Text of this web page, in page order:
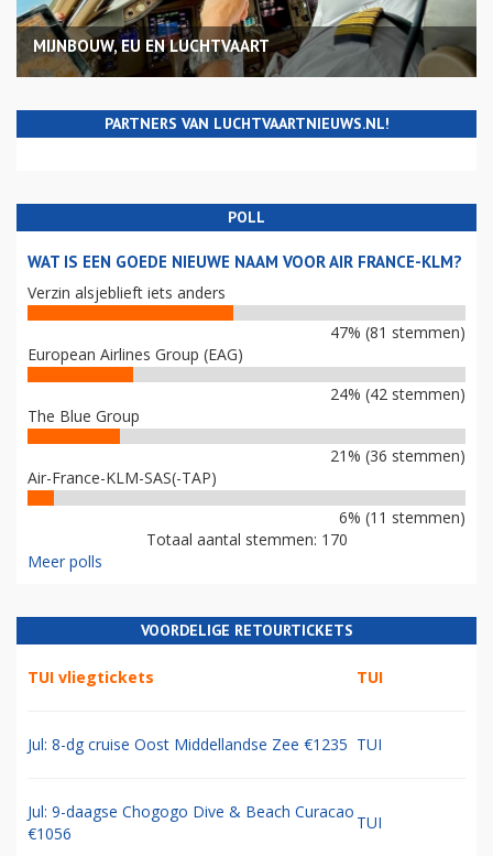
MIJNBOUW, EU EN LUCHTVAART
PARTNERS VAN LUCHTVAARTNIEUWS.NL!
POLL
WAT IS EEN GOEDE NIEUWE NAAM VOOR AIR FRANCE-KLM?
Verzin alsjeblieft iets anders
47% (81 stemmen)
European Airlines Group (EAG)
24% (42 stemmen)
The Blue Group
21% (36 stemmen)
Air-France-KLM-SAS(-TAP)
6% (11 stemmen)
Totaal aantal stemmen: 170
Meer polls
VOORDELIGE RETOURTICKETS
TUI vliegtickets TUI
Jul: 8-dg cruise Oost Middellandse Zee €1235 TUI
Jul: 9-daagse Chogogo Dive & Beach Curacao
€1056
TUI